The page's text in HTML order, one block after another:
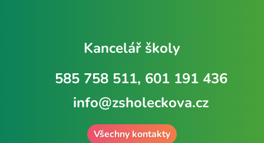
Kancelář školy
585 758 511, 601 191 436
info@zsholeckova.cz
Všechny kontakty